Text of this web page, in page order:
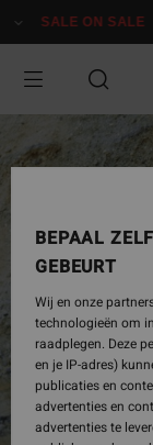
naar
SALE ON SALE
BEPAAL
GEBEURT
Wij en onze
technologieën om
raadplegen. Deze
en je IP-adres)
publicaties en
advertenties en
advertenties te